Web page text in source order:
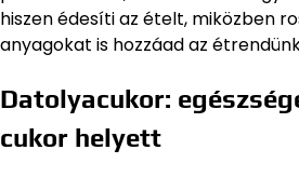
hiszen édesíti az ételt, miközben
anyagokat is hozzáad az
Datolyacukor:
cukor helyett